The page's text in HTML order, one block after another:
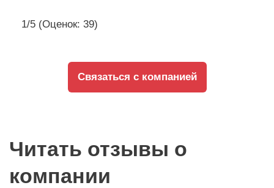
1/5 (Оценок: 39)
Связаться с компанией
Читать отзывы о
компании